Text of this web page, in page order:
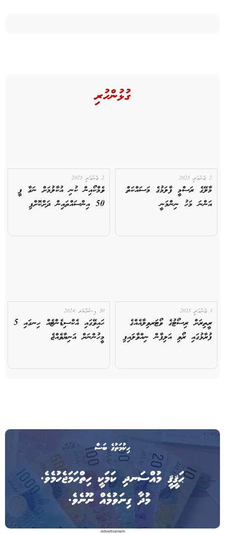
ގުޅުންހުރި
2 ޖެނުއަރީ 2025
މާލޭގެ ރަސްމީ ފާލަމުގެ މަސައްކަތް
އަންނަ މަހު ނިންމަނީ
2 ޖެނުއަރީ 2025
ވެމްކޯއިން ކުނި އުކާލުމަށް ނަގާ ފީ
50 އިންސައްތައިން ދަށްކޮށްފި
1 ޖެނުއަރީ 2025
ރީތިރަށް ރިސޯޓުގެ ވޯޓަރވިލާއެއްގެ
ފުރާޅުގައި ރޯވި އަލިފާން ނިއްވާލައިފި
30 ޑިސެމްބަރ 2024
ހައިވޭގައި އެކްސިޑެންޓެއް ހިނގައި 5
މީހުންނަށް އަނިޔާވެއްޖެ
-Advertisement-